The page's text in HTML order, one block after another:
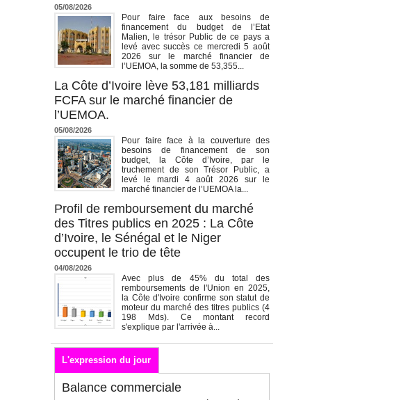
05/08/2026
Pour faire face aux besoins de
financement du budget de l’Etat
Malien, le trésor Public de ce pays a
levé avec succès ce mercredi 5 août
2026 sur le marché financier de
l’UEMOA, la somme de 53,355...
La Côte d’Ivoire lève 53,181 milliards
FCFA sur le marché financier de
l’UEMOA.
05/08/2026
Pour faire face à la couverture des
besoins de financement de son
budget, la Côte d’Ivoire, par le
truchement de son Trésor Public, a
levé le mardi 4 août 2026 sur le
marché financier de l’UEMOA la...
Profil de remboursement du marché
des Titres publics en 2025 : La Côte
d’Ivoire, le Sénégal et le Niger
occupent le trio de tête
04/08/2026
Avec plus de 45% du total des
remboursements de l'Union en 2025,
la Côte d'Ivoire confirme son statut de
moteur du marché des titres publics (4
198 Mds). Ce montant record
s'explique par l'arrivée à...
L'expression du jour
Balance commerciale